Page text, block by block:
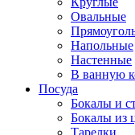
Овальные
Напольные
Настенные
В ванную
Посуда
Бокалы и
Бокалы из
Тарелки